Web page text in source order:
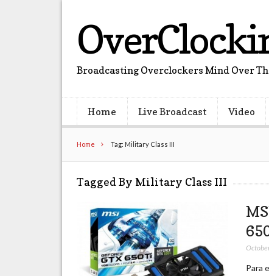
Broadcasting Overclockers Mind Over
Home Live Broadcast Video
Home Tag: Military Class III
Tagged By Military Class III
Para